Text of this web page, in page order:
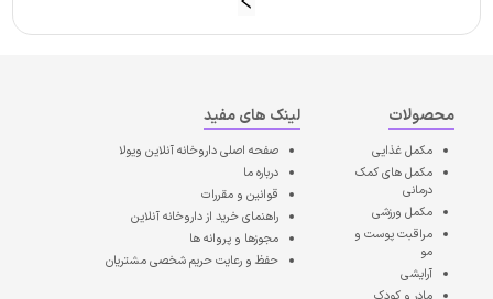
محصولات
مکمل غذایی
مکمل های کمک
درمانی
مکمل ورزشی
مراقبت پوست و
مو
آرایشی
لینک های مفید
صفحه اصلیداروخانه آنلاین ویولا
درباره ما
قوانین و مقررات
راهنمای خرید از داروخانه آنلاین
مجوزها و پروانه ها
حفظ و رعایت حریم شخصی مشتریان